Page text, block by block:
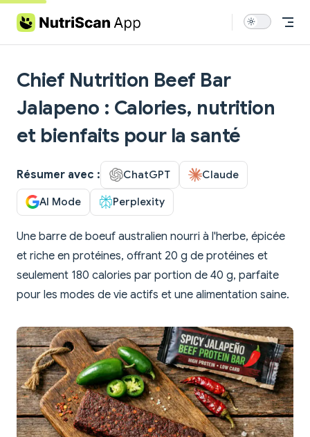
Skip to content
Chief Nutrition Beef Bar
Jalapeno : Calories, nutrition
et bienfaits pour la santé
Résumer avec : ChatGPT Claude
AI Mode Perplexity
Une barre de boeuf australien nourri à l'herbe, épicée
et riche en protéines, offrant 20 g de protéines et
seulement 180 calories par portion de 40 g, parfaite
pour les modes de vie actifs et une alimentation saine.